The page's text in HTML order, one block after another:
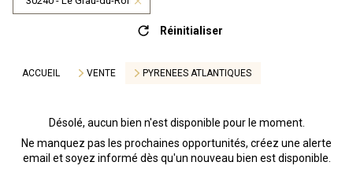
Réinitialiser
ACCUEIL VENTE PYRENEES ATLANTIQUES
Désolé, aucun bien n'est disponible pour le moment.
Ne manquez pas les prochaines opportunités, créez une alerte
email et soyez informé dès qu'un nouveau bien est disponible.